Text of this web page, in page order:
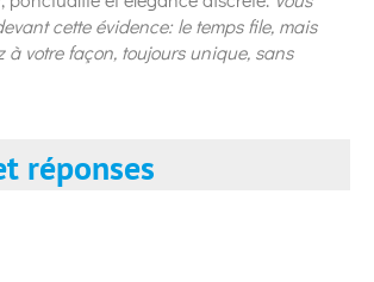
cette évidence: le temps file, mais
à votre façon, toujours unique, sans
réponses